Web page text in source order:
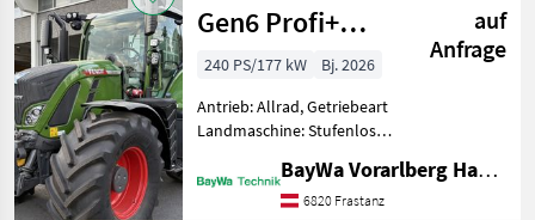
Gen6 Profi+
Setting2
auf
Anfrage
240 PS/177 kW
Bj. 2026
Antrieb: Allrad, Getriebeart
Landmaschine: Stufenloses
Höchstgeschwindigkeit in
km/h: 50 km/h, Aufladung:
BayWa Vorarlberg HandelsGmbH BayWa Technik
6820 Frastanz